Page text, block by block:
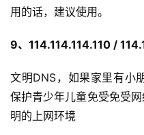
用的话，建议使用。
9、114.114.114.110 /
文明DNS，如果家里有小
保护青少年儿童免受免受
明的上网环境